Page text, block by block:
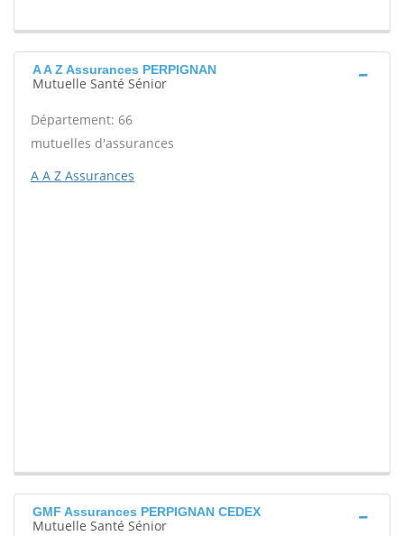
A A Z Assurances PERPIGNAN
Mutuelle Santé Sénior
Département: 66
mutuelles d'assurances
A A Z Assurances
GMF Assurances PERPIGNAN CEDEX
Mutuelle Santé Sénior